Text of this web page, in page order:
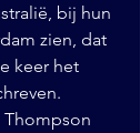
bij hun
zien, dat
keer het
Thompson